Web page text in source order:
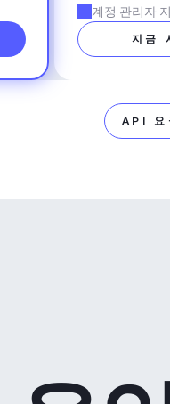
계정 관리자
지금
API 요